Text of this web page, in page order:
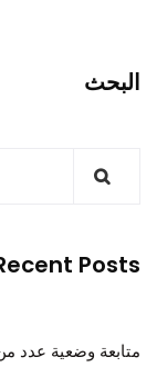
البحث
Posts
متابعة وضعية عدد